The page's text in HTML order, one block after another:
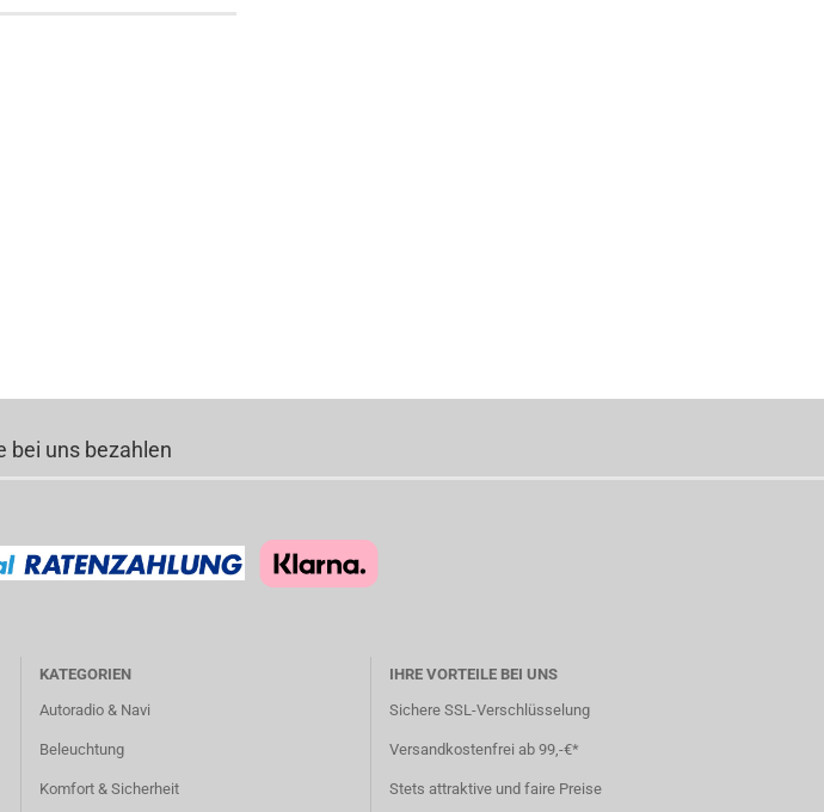
bei uns bezahlen
KATEGORIEN
Autoradio & Navi
Beleuchtung
Komfort & Sicherheit
IHRE VORTEILE BEI UNS
Sichere SSL-Verschlüsselung
Versandkostenfrei ab 99,-€*
Stets attraktive und faire Preise